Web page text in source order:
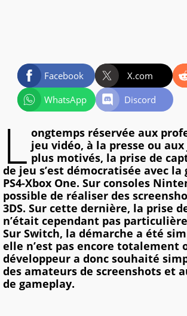
Facebook X.com
WhatsApp
Discord
L ongtemps réservée aux
jeu vidéo, à la presse ou
plus motivés, la prise de
de jeu s’est démocratisée avec
PS4-Xbox One. Sur consoles
possible de réaliser des
3DS. Sur cette dernière, la prise
n’était cependant pas
Sur Switch, la démarche a été
elle n’est pas encore totalement
développeur a donc souhaité
des amateurs de screenshots et
de gameplay.